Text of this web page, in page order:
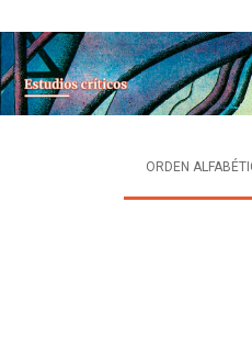
INTEGRANTES
ORDEN